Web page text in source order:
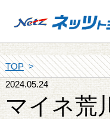
TOP
2024.05.24
マイネ荒